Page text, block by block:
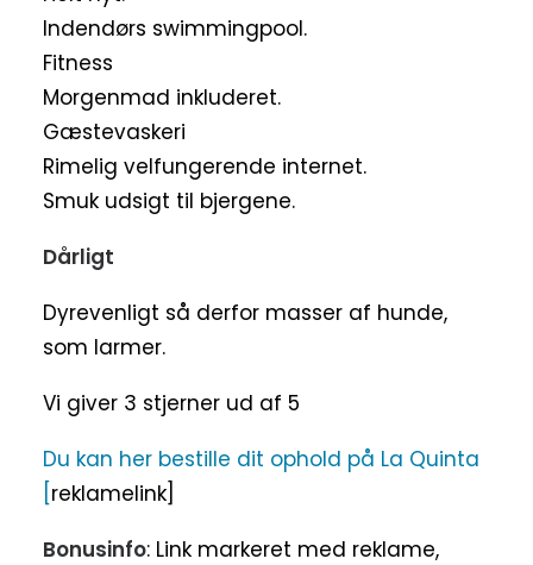
Indendørs swimmingpool.
Fitness
Morgenmad inkluderet.
Gæstevaskeri
Rimelig velfungerende internet.
Smuk udsigt til bjergene.
Dårligt
Dyrevenligt så derfor masser af hunde,
som larmer.
Vi giver 3 stjerner ud af 5
Du kan her bestille dit ophold på La Quinta
reklamelink]
Bonusinfo: Link markeret med reklame,